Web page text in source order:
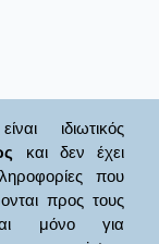
ιδιωτικός
και δεν έχει
που
προς τους
μόνο για